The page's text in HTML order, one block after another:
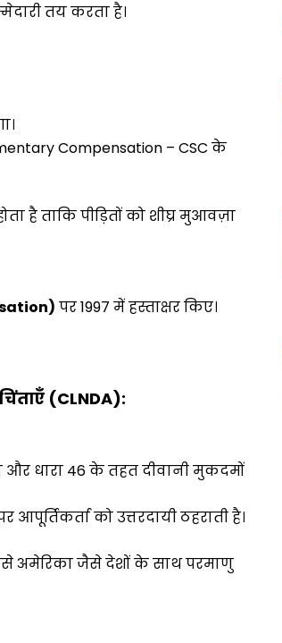
तय करता है।
Compensation – CSC के
है ताकि पीड़ितों को शीघ्र मुआवज़ा
पर 1997 में हस्ताक्षर किए।
(CLNDA):
और धारा 46 के तहत दीवानी मुकदमों
को उत्तरदायी ठहराती है।
अमेरिका जैसे देशों के साथ परमाणु